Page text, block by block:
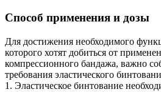
Способ применения и дозы
Для достижения необходимого
которого хотят добиться от
компрессионного бандажа, важно
требования эластического
1. Эластическое бинтование